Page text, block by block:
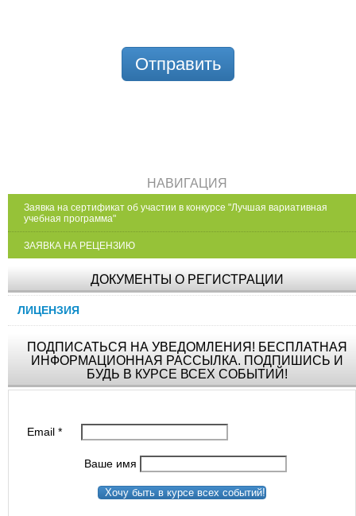
Отправить
НАВИГАЦИЯ
Заявка на сертификат об участии в конкурсе "Лучшая вариативная
учебная программа"
ЗАЯВКА НА РЕЦЕНЗИЮ
ДОКУМЕНТЫ О РЕГИСТРАЦИИ
ЛИЦЕНЗИЯ
ПОДПИСАТЬСЯ НА УВЕДОМЛЕНИЯ! БЕСПЛАТНАЯ
ИНФОРМАЦИОННАЯ РАССЫЛКА. ПОДПИШИСЬ И
БУДЬ В КУРСЕ ВСЕХ СОБЫТИЙ!
Email*
Ваше имя
Хочу быть в курсе всех событий!